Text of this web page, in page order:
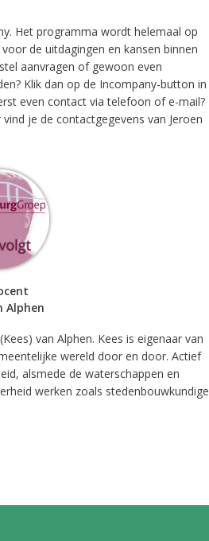
Het programma wordt helemaal op
de uitdagingen en kansen binnen
aanvragen of gewoon even
Klik dan op de Incompany-button in
even contact via telefoon of e-mail?
je de contactgegevens van Jeroen
Alphen
van Alphen. Kees is eigenaar van
wereld door en door. Actief
alsmede de waterschappen en
werken zoals stedenbouwkundige